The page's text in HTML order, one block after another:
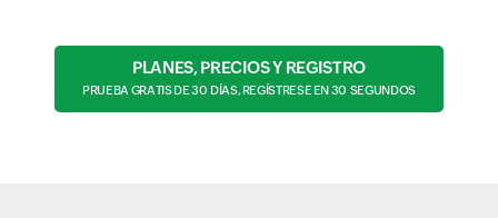
PLANES, PRECIOS Y REGISTRO
PRUEBA GRATIS DE 30 DÍAS, REGÍSTRESE EN 30 SEGUNDOS